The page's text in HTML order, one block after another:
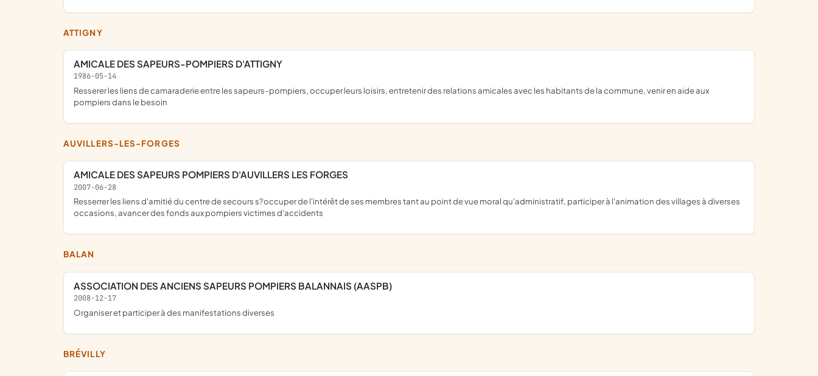
ATTIGNY
AMICALE DES SAPEURS-POMPIERS D'ATTIGNY
1986-05-14
resserer les liens de camaraderie entre les sapeurs-pompiers, occuper leurs loisirs, entretenir des relations amicales avec les habitants de la commune, venir en aide aux
pompiers dans le besoin
AUVILLERS-LES-FORGES
AMICALE DES SAPEURS POMPIERS D'AUVILLERS LES FORGES
2007-06-28
resserrer les liens d'amitié du centre de secours s?occuper de l'intérêt de ses membres tant au point de vue moral qu'administratif, participer à l'animation des villages à diverses
occasions, avancer des fonds aux pompiers victimes d'accidents
BALAN
ASSOCIATION DES ANCIENS SAPEURS POMPIERS BALANNAIS (AASPB)
2008-12-17
organiser et participer à des manifestations diverses
BRÉVILLY